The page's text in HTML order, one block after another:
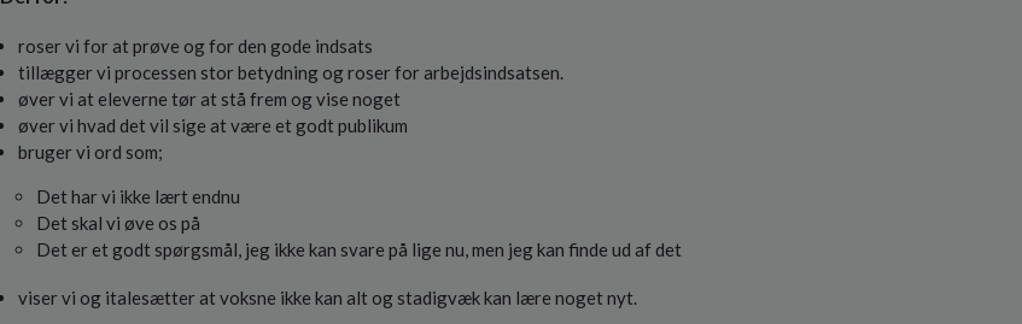
roser vi for at prøve og for den gode indsats
tillægger vi processen stor betydning og roser for arbejdsindsatsen.
øver vi at eleverne tør at stå frem og vise noget
øver vi hvad det vil sige at være et godt publikum
bruger vi ord som;
Det har vi ikke lært endnu
Det skal vi øve os på
Det er et godt spørgsmål, jeg ikke kan svare på lige nu, men jeg kan finde ud af det
viser vi og italesætter at voksne ikke kan alt og stadigvæk kan lære noget nyt.